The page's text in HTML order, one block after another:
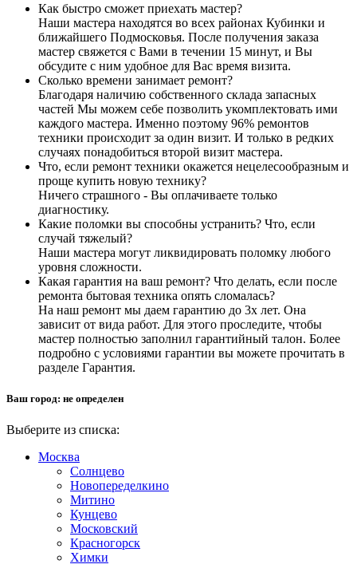
Как быстро сможет приехать мастер?
Наши мастера находятся во всех районах Кубинки и
ближайшего Подмосковья. После получения заказа
мастер свяжется с Вами в течении 15 минут, и Вы
обсудите с ним удобное для Вас время визита.
Сколько времени занимает ремонт?
Благодаря наличию собственного склада запасных
частей Мы можем себе позволить укомплектовать ими
каждого мастера. Именно поэтому 96% ремонтов
техники происходит за один визит. И только в редких
случаях понадобиться второй визит мастера.
Что, если ремонт техники окажется нецелесообразным и
проще купить новую технику?
Ничего страшного - Вы оплачиваете только
диагностику.
Какие поломки вы способны устранить? Что, если
случай тяжелый?
Наши мастера могут ликвидировать поломку любого
уровня сложности.
Какая гарантия на ваш ремонт? Что делать, если после
ремонта бытовая техника опять сломалась?
На наш ремонт мы даем гарантию до 3х лет. Она
зависит от вида работ. Для этого проследите, чтобы
мастер полностью заполнил гарантийный талон. Более
подробно с условиями гарантии вы можете прочитать в
разделе Гарантия.
Ваш город: не определен
Выберите из списка:
Москва
Солнцево
Новопеределкино
Митино
Кунцево
Московский
Красногорск
Химки